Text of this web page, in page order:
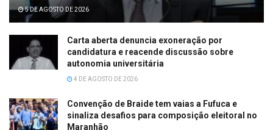
5 DE AGOSTO DE 2026
Carta aberta denuncia exoneração por
candidatura e reacende discussão sobre
autonomia universitária
4 DE AGOSTO DE 2026
Convenção de Braide tem vaias a Fufuca e
sinaliza desafios para composição eleitoral no
Maranhão